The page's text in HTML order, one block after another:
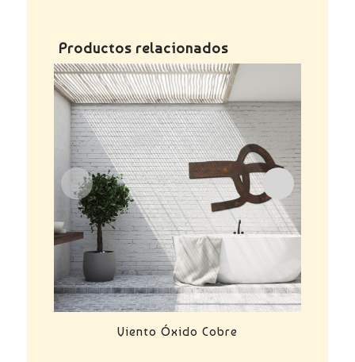
Productos relacionados
Viento Óxido Cobre